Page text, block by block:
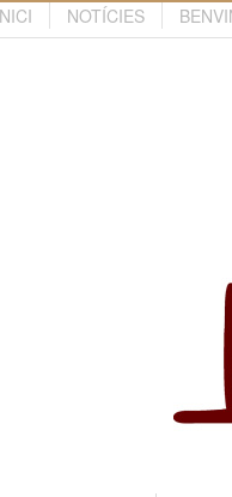
NOTÍCIES